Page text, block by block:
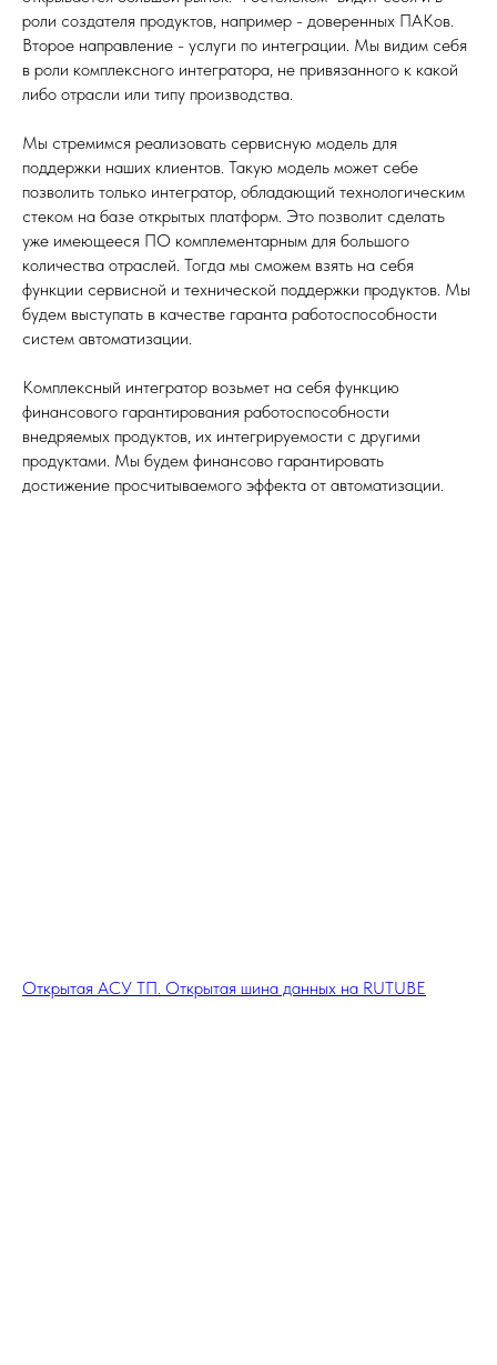
роли создателя продуктов, например - доверенных ПАКов.
Второе направление - услуги по интеграции. Мы видим себя
в роли комплексного интегратора, не привязанного к какой
либо отрасли или типу производства.
Мы стремимся реализовать сервисную модель для
поддержки наших клиентов. Такую модель может себе
позволить только интегратор, обладающий технологическим
стеком на базе открытых платформ. Это позволит сделать
уже имеющееся ПО комплементарным для большого
количества отраслей. Тогда мы сможем взять на себя
функции сервисной и технической поддержки продуктов. Мы
будем выступать в качестве гаранта работоспособности
систем автоматизации.
Комплексный интегратор возьмет на себя функцию
финансового гарантирования работоспособности
внедряемых продуктов, их интегрируемости с другими
продуктами. Мы будем финансово гарантировать
достижение просчитываемого эффекта от автоматизации.
Открытая АСУ ТП. Открытая шина данных на RUTUBE